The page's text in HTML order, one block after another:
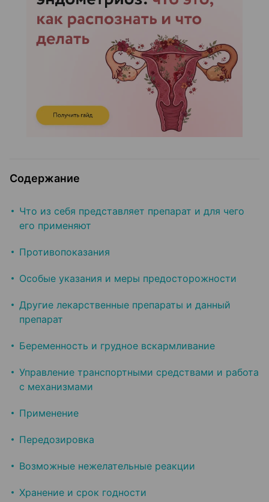
Содержание
Что из себя представляет препарат и для чего
его применяют
Противопоказания
Особые указания и меры предосторожности
Другие лекарственные препараты и данный
препарат
Беременность и грудное вскармливание
Управление транспортными средствами и работа
с механизмами
Применение
Передозировка
Возможные нежелательные реакции
Хранение и срок годности